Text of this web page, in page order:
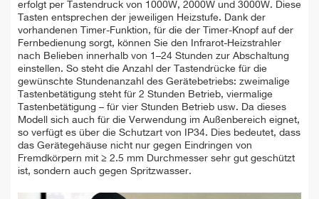
erfolgt per Tastendruck von 1000W, 2000W und 3000W. Diese
Tasten entsprechen der jeweiligen Heizstufe. Dank der
vorhandenen Timer-Funktion, für die der Timer-Knopf auf der
Fernbedienung sorgt, können Sie den Infrarot-Heizstrahler
nach Belieben innerhalb von 1–24 Stunden zur Abschaltung
einstellen. So steht die Anzahl der Tastendrücke für die
gewünschte Stundenanzahl des Gerätebetriebs: zweimalige
Tastenbetätigung steht für 2 Stunden Betrieb, viermalige
Tastenbetätigung – für vier Stunden Betrieb usw. Da dieses
Modell sich auch für die Verwendung im Außenbereich eignet,
so verfügt es über die Schutzart von IP34. Dies bedeutet, dass
das Gerätegehäuse nicht nur gegen Eindringen von
Fremdkörpern mit ≥ 2.5 mm Durchmesser sehr gut geschützt
ist, sondern auch gegen Spritzwasser.